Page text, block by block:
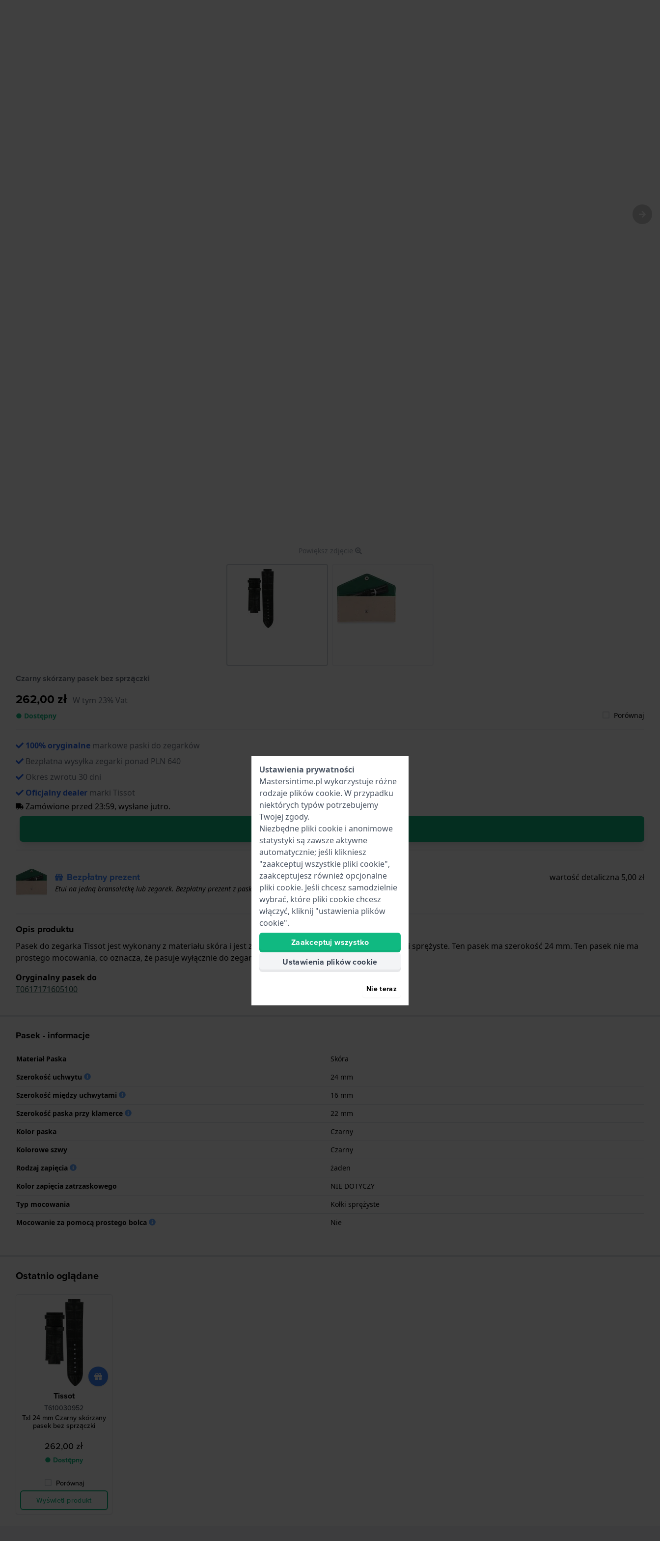
Powiększ zdjęcie
Czarny skórzany pasek bez sprzączki
262,00 zł W tym 23% Vat
● Dostępny Porównaj
100% oryginalne markowe paski do zegarków
Bezpłatna wysyłka zegarki ponad PLN 640
Okres zwrotu 30 dni
Oficjalny dealer marki Tissot
Zamówione przed 23:59, wysłane jutro.
W Koszyku
Bezpłatny prezent wartość detaliczna 5,00 zł
Etui na jedną bransoletkę lub zegarek. Bezpłatny prezent z paskami powyżej 50 EUR
Opis produktu
Pasek do zegarka Tissot jest wykonany z materiału skóra i jest zamocowany do zegarka za pomocą… kołki sprężyste. Ten pasek ma szerokość 24 mm. Ten pasek nie ma
prostego mocowania, co oznacza, że pasuje wyłącznie do zegarków z poniższej listy.
Oryginalny pasek do
T0617171605100
Pasek - informacje
Materiał Paska
Skóra
Szerokość uchwytu
24 mm
Szerokość między uchwytami
16 mm
Szerokość paska przy klamerce
22 mm
Kolor paska
Czarny
Kolorowe szwy
Czarny
Rodzaj zapięcia
żaden
Kolor zapięcia zatrzaskowego
NIE DOTYCZY
Typ mocowania
Kołki sprężyste
Mocowanie za pomocą prostego bolca
Nie
Ostatnio oglądane
Tissot
T610030952
Txl 24 mm Czarny skórzany
pasek bez sprzączki
262,00 zł
● Dostępny
Porównaj
Wyświetl produkt
Ustawienia prywatności
Mastersintime.pl wykorzystuje różne
rodzaje plików cookie. W przypadku
niektórych typów potrzebujemy
Twojej zgody.
Niezbędne pliki cookie i anonimowe
statystyki są zawsze aktywne
automatycznie; jeśli klikniesz
"zaakceptuj wszystkie pliki cookie",
zaakceptujesz również opcjonalne
pliki cookie. Jeśli chcesz samodzielnie
wybrać, które pliki cookie chcesz
włączyć, kliknij "ustawienia plików
cookie".
Zaakceptuj wszystko
Ustawienia plików cookie
Nie teraz